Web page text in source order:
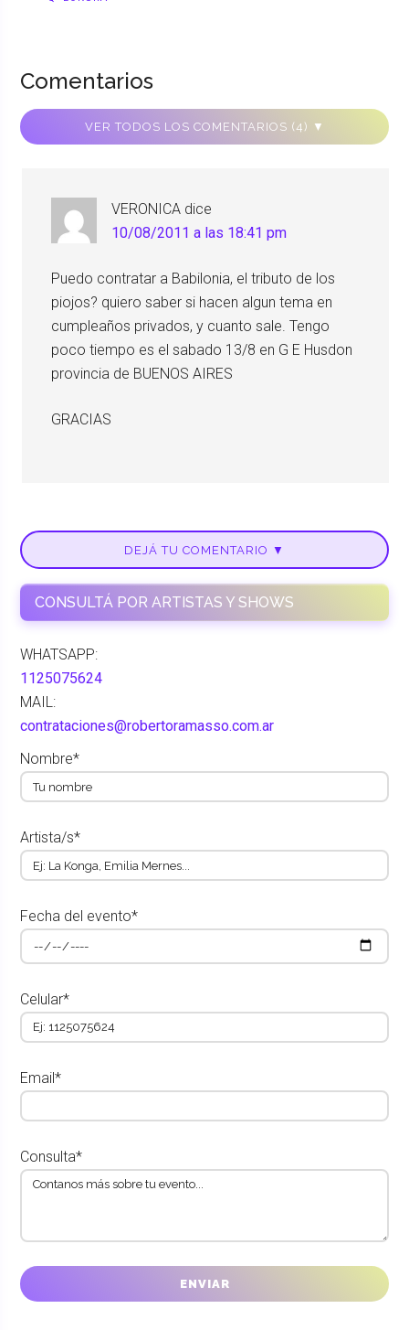
Comentarios
VER TODOS LOS COMENTARIOS (4) ▼
VERONICA dice
10/08/2011 a las 18:41 pm
Puedo contratar a Babilonia, el tributo de los
piojos? quiero saber si hacen algun tema en
cumpleaños privados, y cuanto sale. Tengo
poco tiempo es el sabado 13/8 en G E Husdon
provincia de BUENOS AIRES
GRACIAS
DEJÁ TU COMENTARIO ▼
CONSULTÁ POR ARTISTAS Y SHOWS
WHATSAPP:
1125075624
MAIL:
contrataciones@robertoramasso.com.ar
Nombre*
Artista/s*
Fecha del evento*
Celular*
Email*
Consulta*